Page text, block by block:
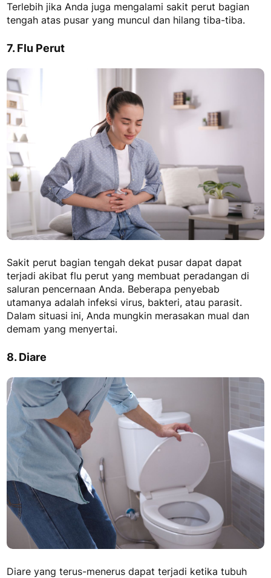
Terlebih jika Anda juga mengalami sakit perut bagian
tengah atas pusar yang muncul dan hilang tiba-tiba.
7. Flu Perut
Sakit perut bagian tengah dekat pusar dapat dapat
terjadi akibat flu perut yang membuat peradangan di
saluran pencernaan Anda. Beberapa penyebab
utamanya adalah infeksi virus, bakteri, atau parasit.
Dalam situasi ini, Anda mungkin merasakan mual dan
demam yang menyertai.
8. Diare
Diare yang terus-menerus dapat terjadi ketika tubuh